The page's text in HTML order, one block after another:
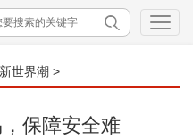
世界潮 >
保障安全难